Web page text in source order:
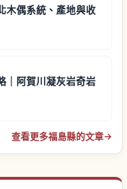
木偶系統、產地與收
｜阿賀川凝灰岩奇岩
查看更多福島縣的文章→